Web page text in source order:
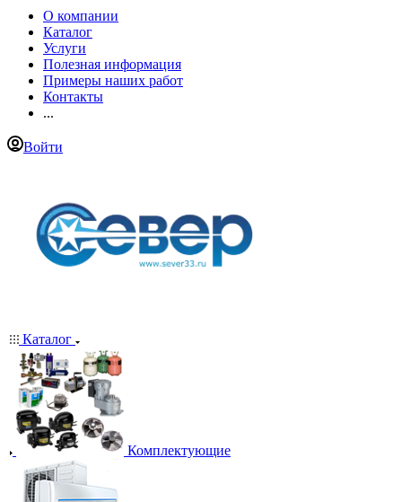
О компании
Каталог
Услуги
Полезная информация
Примеры наших работ
Контакты
...
Войти
Каталог
Комплектующие